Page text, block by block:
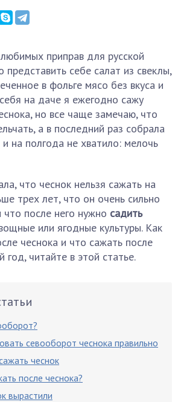
приправ для русской
представить себе салат из свеклы,
в фольге мясо без вкуса и
на даче я ежегодно сажу
но все чаще замечаю, что
а в последний раз собрала
на полгода не хватило: мелочь
что чеснок нельзя сажать на
трех лет, что он очень сильно
после него нужно садить
или ягодные культуры. Как
чеснока и что сажать после
год, читайте в этой статье.
севооборот чеснока правильно
чеснок
после чеснока?
вырастили